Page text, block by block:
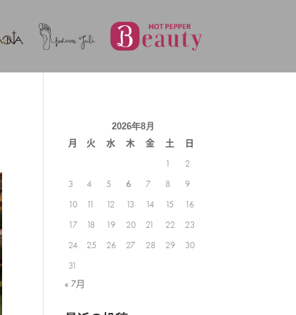
2026年8月
月 火 水 木 金 土
日
1
2
3
4 5 6 7 8
9
10
11 12 13 14 15
16
17
18 19 20 21 22
23
24
25 26 27 28 29
30
31
« 7月